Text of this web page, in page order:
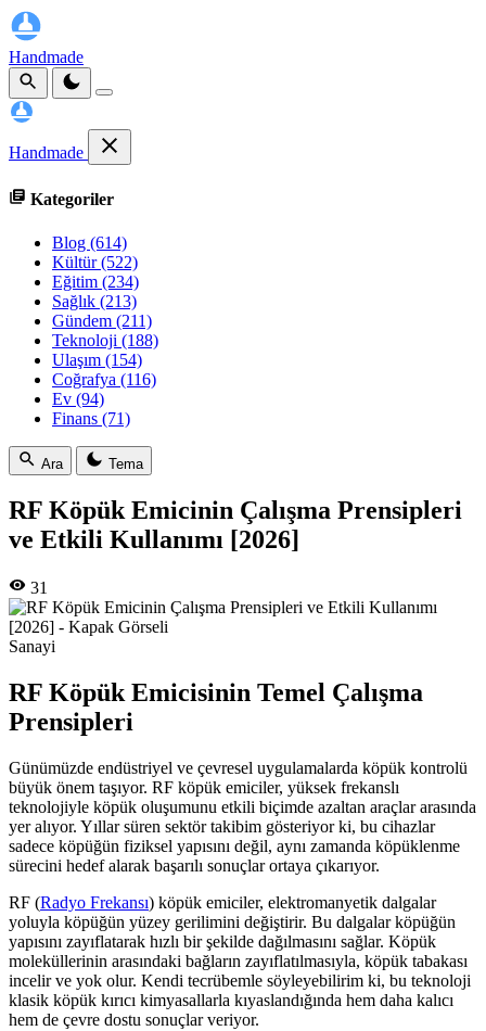
Handmade
Handmade
Kategoriler
Blog (614)
Kültür(522)
Eğitim (234)
Sağlık (213)
Gündem (211)
Teknoloji (188)
Ulaşım (154)
Coğrafya (116)
Ev (94)
Finans (71)
Ara Tema
RF Köpük Emicinin Çalışma Prensipleri
ve Etkili Kullanımı [2026]
31
Sanayi
RF Köpük Emicisinin Temel Çalışma
Prensipleri
Günümüzde endüstriyel ve çevresel uygulamalarda köpük kontrolü
büyük önem taşıyor. RF köpük emiciler, yüksek frekanslı
teknolojiyle köpük oluşumunu etkili biçimde azaltan araçlar arasında
yer alıyor. Yıllar süren sektör takibim gösteriyor ki, bu cihazlar
sadece köpüğün fiziksel yapısını değil, aynı zamanda köpüklenme
sürecini hedef alarak başarılı sonuçlar ortaya çıkarıyor.
RF (Radyo Frekansı) köpük emiciler, elektromanyetik dalgalar
yoluyla köpüğün yüzey gerilimini değiştirir. Bu dalgalar köpüğün
yapısını zayıflatarak hızlı bir şekilde dağılmasını sağlar. Köpük
moleküllerinin arasındaki bağların zayıflatılmasıyla, köpük tabakası
incelir ve yok olur. Kendi tecrübemle söyleyebilirim ki, bu teknoloji
klasik köpük kırıcı kimyasallarla kıyaslandığında hem daha kalıcı
hem de çevre dostu sonuçlar veriyor.